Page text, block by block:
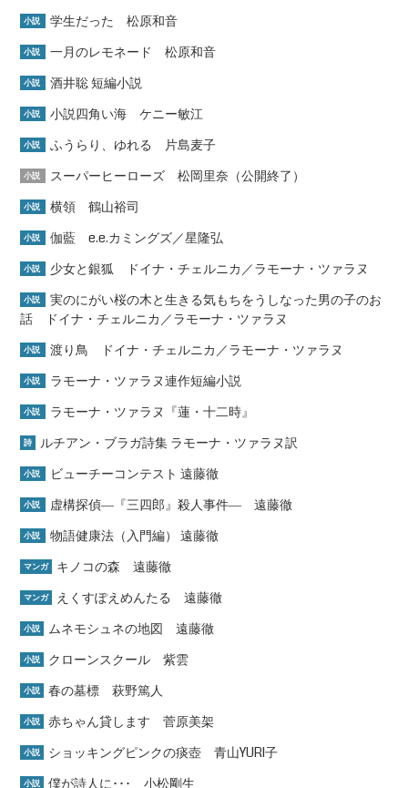
小説 学生だった 松原和音
小説 一月のレモネード 松原和音
小説 酒井聡 短編小説
小説 小説四角い海 ケニー敏江
小説 ふうらり、ゆれる 片島麦子
小説 スーパーヒーローズ 松岡里奈（公開終了）
小説 横領 鶴山裕司
小説 伽藍 e.e.カミングズ／星隆弘
小説 少女と銀狐 ドイナ・チェルニカ／ラモーナ・ツァラヌ
小説
実のにがい桜の木と生きる気もちをうしなった男の子のお
話 ドイナ・チェルニカ／ラモーナ・ツァラヌ
小説 渡り鳥 ドイナ・チェルニカ／ラモーナ・ツァラヌ
小説 ラモーナ・ツァラヌ連作短編小説
小説 ラモーナ・ツァラヌ『蓮・十二時』
詩 ルチアン・ブラガ詩集 ラモーナ・ツァラヌ訳
小説 ビューチーコンテスト 遠藤徹
小説 虚構探偵―『三四郎』殺人事件― 遠藤徹
小説 物語健康法（入門編） 遠藤徹
マンガ キノコの森 遠藤徹
マンガ えくすぽえめんたる 遠藤徹
小説 ムネモシュネの地図 遠藤徹
小説 クローンスクール 紫雲
小説 春の墓標 萩野篤人
小説 赤ちゃん貸します 菅原美架
小説 ショッキングピンクの痰壺 青山YURI子
小説 僕が詩人に･･･ 小松剛生